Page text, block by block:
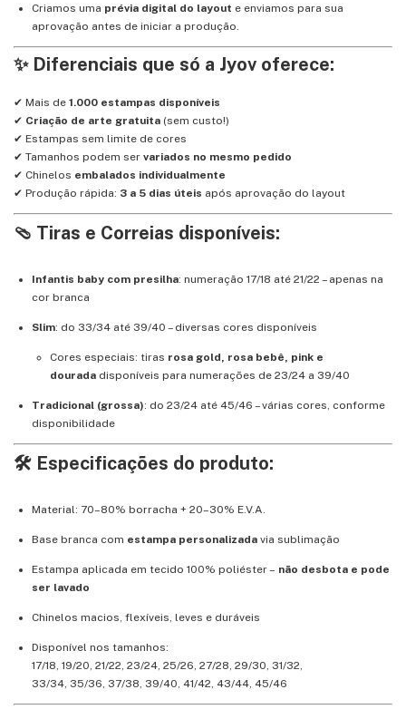
Criamos uma prévia digital do layout e enviamos para sua
aprovação antes de iniciar a produção.
✨ Diferenciais que só a Jyov oferece:
✔ Mais de 1.000 estampas disponíveis
✔ Criação de arte gratuita (sem custo!)
✔ Estampas sem limite de cores
✔ Tamanhos podem ser variados no mesmo pedido
✔ Chinelos embalados individualmente
✔ Produção rápida: 3 a 5 dias úteis após aprovação do layout
🩴 Tiras e Correias disponíveis:
Infantis baby com presilha: numeração 17/18 até 21/22 – apenas na
cor branca
Slim: do 33/34 até 39/40 – diversas cores disponíveis
Cores especiais: tiras rosa gold, rosa bebê, pink e
dourada disponíveis para numerações de 23/24 a 39/40
Tradicional (grossa): do 23/24 até 45/46 – várias cores, conforme
disponibilidade
🛠️ Especificações do produto:
Material: 70–80% borracha + 20–30% E.V.A.
Base branca com estampa personalizada via sublimação
Estampa aplicada em tecido 100% poliéster – não desbota e pode
ser lavado
Chinelos macios, flexíveis, leves e duráveis
Disponível nos tamanhos:
17/18, 19/20, 21/22, 23/24, 25/26, 27/28, 29/30, 31/32,
33/34, 35/36, 37/38, 39/40, 41/42, 43/44, 45/46